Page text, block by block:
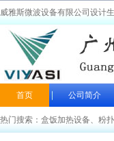
威雅斯微波设备有限公司设计
首页 公司简介
热门搜索： 盒饭加热设备、 粉